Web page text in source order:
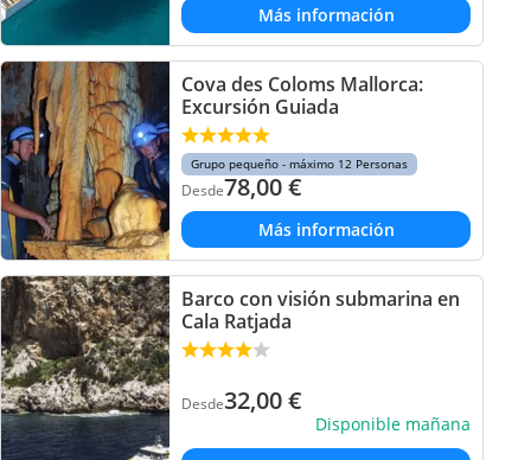
Más información
Cova des Coloms Mallorca:
Excursión Guiada
Grupo pequeño - máximo 12 Personas
Desde78,00€
Más información
Barco con visión submarina en
Cala Ratjada
Desde32,00€
Disponible mañana